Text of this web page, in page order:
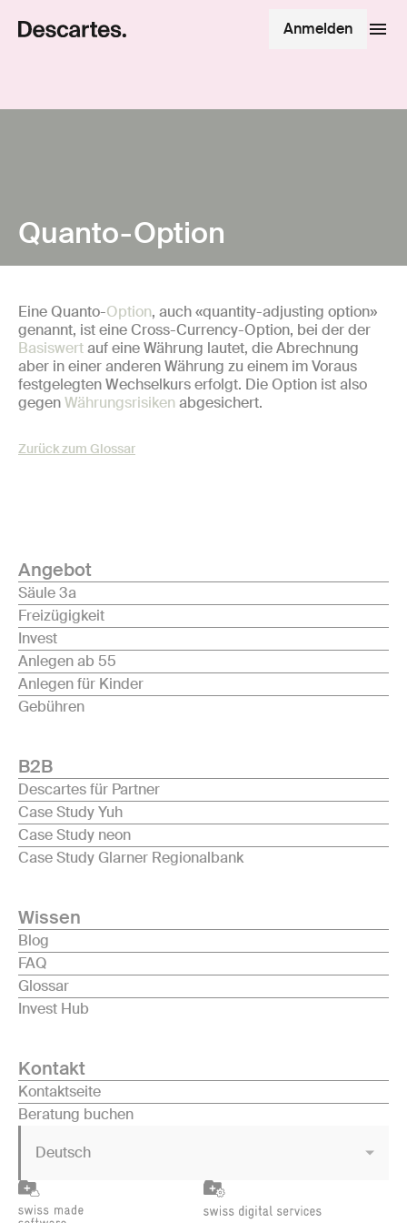
Anmelden
Quanto-Option
Eine Quanto-Option, auch «quantity-adjusting option»
genannt, ist eine Cross-Currency-Option, bei der der
Basiswertauf eine Währung lautet, die Abrechnung
aber in einer anderen Währung zu einem im Voraus
festgelegten Wechselkurs erfolgt. Die Option ist also
gegenWährungsrisikenabgesichert.
Zurück zum Glossar
Angebot
Säule 3a
Freizügigkeit
Invest
Anlegen ab 55
Anlegen für Kinder
Gebühren
B2B
Descartes für Partner
Case Study Yuh
Case Study neon
Case Study Glarner Regionalbank
Wissen
Blog
FAQ
Glossar
Invest Hub
Kontakt
Kontaktseite
Beratung buchen
Deutsch